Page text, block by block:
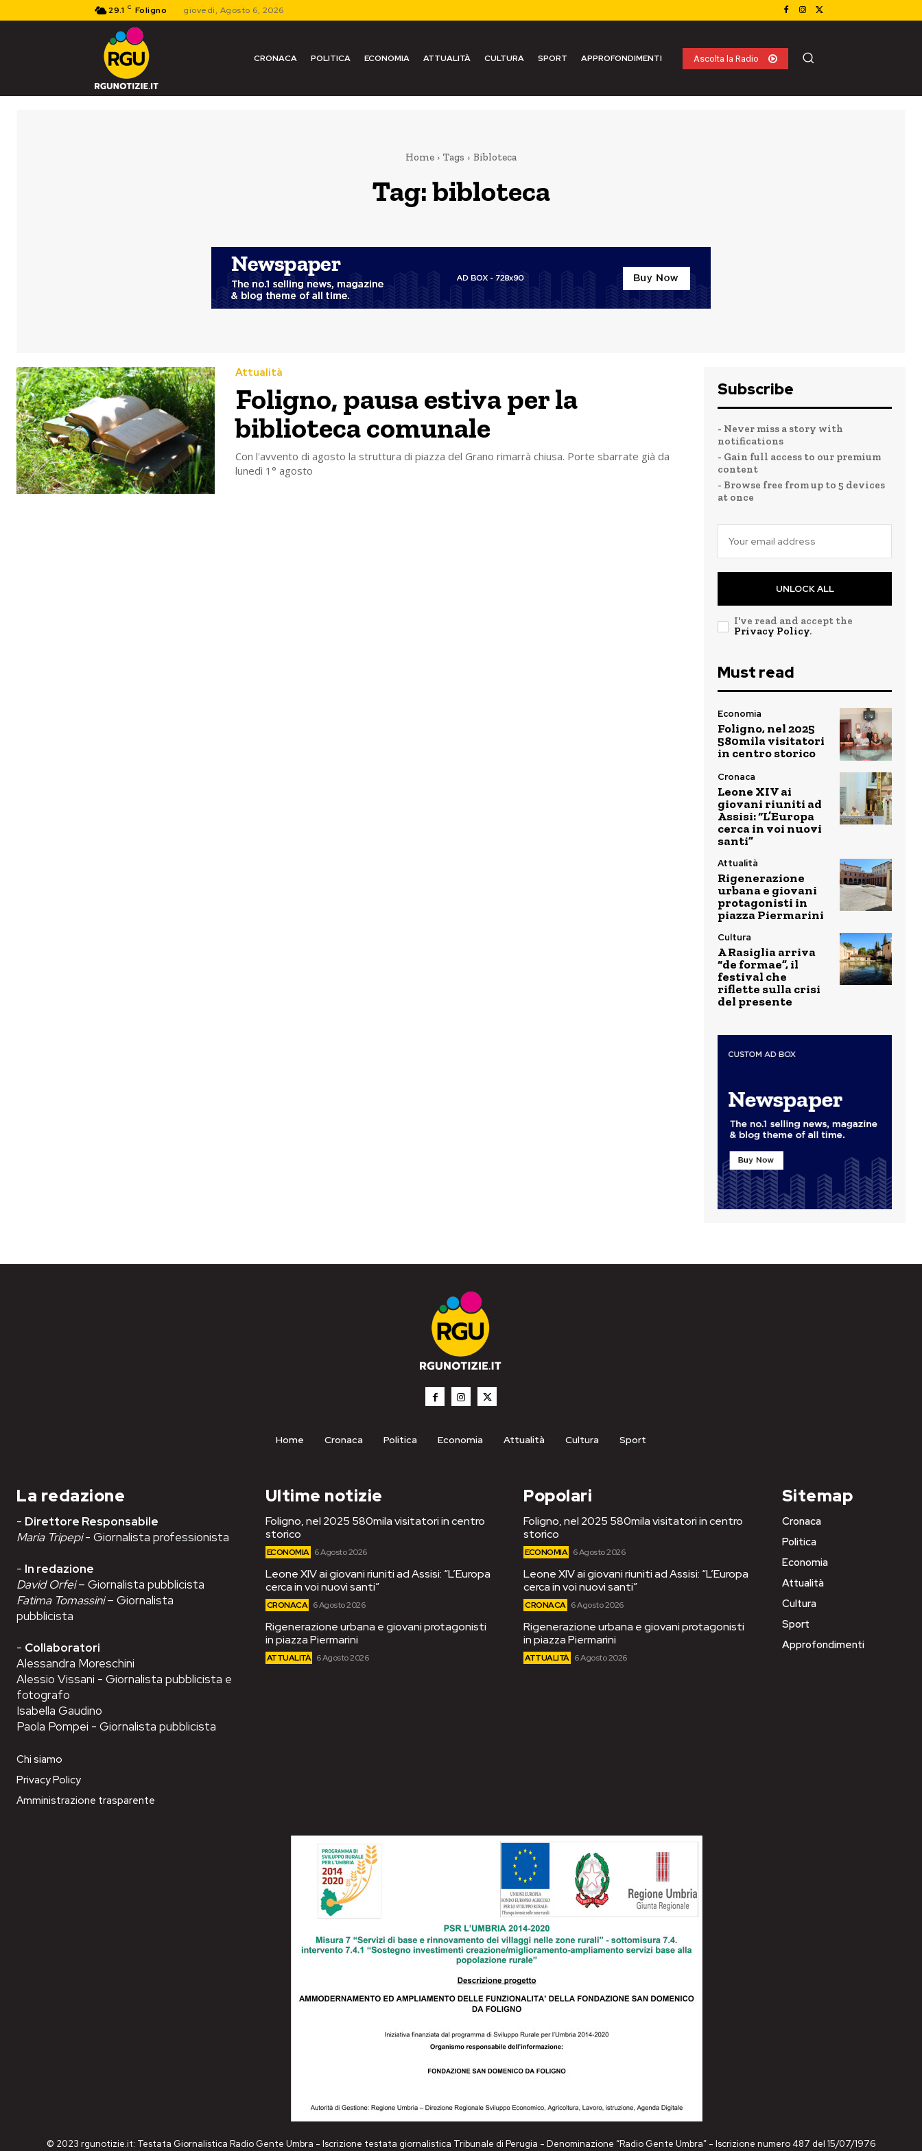
29.1 C Foligno giovedì, Agosto 6, 2026
CRONACA POLITICA ECONOMIA ATTUALITÀ CULTURA SPORT APPROFONDIMENTI Ascolta la Radio
Home Tags Bibloteca
Tag:bibloteca
Attualità
Foligno, pausa estiva per la
biblioteca comunale
Con l'avvento di agosto la struttura di piazza del Grano rimarrà chiusa. Porte sbarrate già da
lunedì 1° agosto
Subscribe
- Never miss a story with
notifications
- Gain full access to our premium
content
- Browse free from up to 5 devices
at once
UNLOCK ALL
I've read and accept the
Privacy Policy.
Must read
Economia
Foligno, nel 2025
580mila visitatori
in centro storico
Cronaca
Leone XIV ai
giovani riuniti ad
Assisi: “L’Europa
cerca in voi nuovi
santi”
Attualità
Rigenerazione
urbana e giovani
protagonisti in
piazza Piermarini
Cultura
A Rasiglia arriva
“de formae”, il
festival che
riflette sulla crisi
del presente
Home Cronaca Politica Economia Attualità Cultura Sport
La redazione
- Direttore Responsabile
Maria Tripepi- Giornalista professionista
- In redazione
David Orfei– Giornalista pubblicista
Fatima Tomassini– Giornalista
pubblicista
- Collaboratori
Alessandra Moreschini
Alessio Vissani - Giornalista pubblicista e
fotografo
Isabella Gaudino
Paola Pompei - Giornalista pubblicista
Chi siamo
Privacy Policy
Amministrazione trasparente
Ultime notizie
Foligno, nel 2025 580mila visitatori in centro
storico
ECONOMIA 6 Agosto 2026
Leone XIV ai giovani riuniti ad Assisi: “L’Europa
cerca in voi nuovi santi”
CRONACA 6 Agosto 2026
Rigenerazione urbana e giovani protagonisti
in piazza Piermarini
ATTUALITÀ 6 Agosto 2026
Popolari
Foligno, nel 2025 580mila visitatori in centro
storico
ECONOMIA 6 Agosto 2026
Leone XIV ai giovani riuniti ad Assisi: “L’Europa
cerca in voi nuovi santi”
CRONACA 6 Agosto 2026
Rigenerazione urbana e giovani protagonisti
in piazza Piermarini
ATTUALITÀ 6 Agosto 2026
Sitemap
Cronaca
Politica
Economia
Attualità
Cultura
Sport
Approfondimenti
© 2023 rgunotizie.it: Testata Giornalistica Radio Gente Umbra - Iscrizione testata giornalistica Tribunale di Perugia - Denominazione “Radio Gente Umbra” - Iscrizione numero 487 del 15/07/1976